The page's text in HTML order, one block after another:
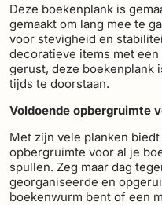
Deze boekenplank is
gemaakt om lang mee te
voor stevigheid en
decoratieve items met
gerust, deze boekenplank
tijds te doorstaan.
Voldoende opbergruimte
Met zijn vele planken
opbergruimte voor al je
spullen. Zeg maar dag
georganiseerde en
boekenwurm bent of een